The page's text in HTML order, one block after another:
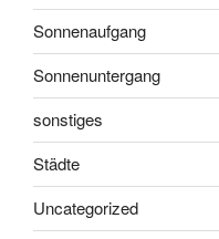
Sonnenaufgang
Sonnenuntergang
sonstiges
Städte
Uncategorized